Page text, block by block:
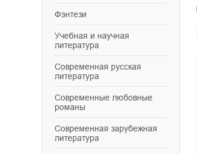
фэнтези
учебная и научная
литература
современная русская
литература
современные любовные
романы
современная зарубежная
литература